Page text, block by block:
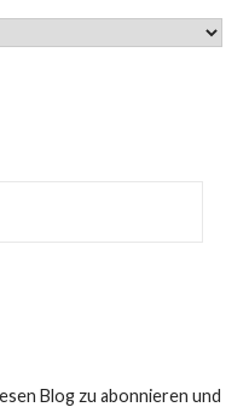
Blog zu abonnieren und